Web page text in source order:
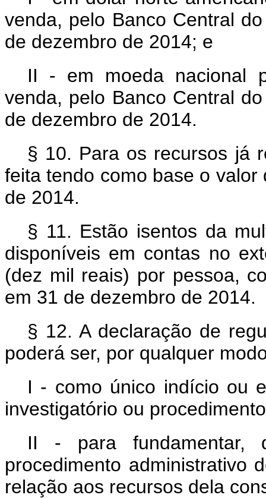
venda, pelo Banco Central
de dezembro de 2014; e
II - em moeda nacional
venda, pelo Banco Central
de dezembro de 2014.
§ 10. Para os recursos já
feita tendo como base o
de 2014.
§ 11. Estão isentos da
disponíveis em contas no
(dez mil reais) por pessoa,
em 31 de dezembro de 2014.
§ 12. A declaração de
poderá ser, por qualquer
I - como único indício ou
investigatório ou
II - para fundamentar,
procedimento administrativo
relação aos recursos dela